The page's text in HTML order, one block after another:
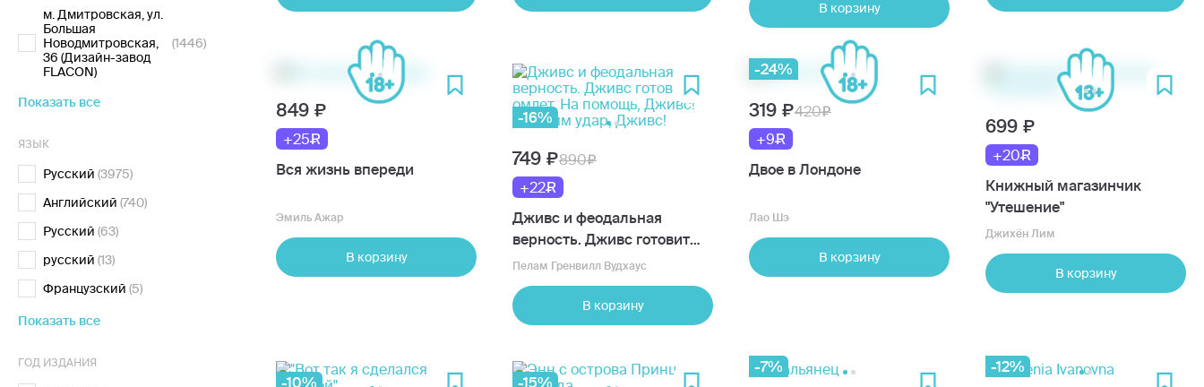
м. Дмитровская, ул.
Большая
Новодмитровская,
36 (Дизайн-завод
FLACON)
(1446)
Показать все
ЯЗЫК
Русский (3975)
Английский (740)
Русский (63)
русский (13)
Французский (5)
Показать все
ГОД ИЗДАНИЯ
В корзину
849
+25
Вся жизнь впереди
Эмиль Ажар
В корзину
-16%
749
890
+22
Дживс и феодальная
верность. Дживс готовит
омлет. На помощь, Дживс!
Держим удар, Дживс!
Пелам Гренвилл Вудхаус
В корзину
-24%
319
420
+9
Двое в Лондоне
Лао Шэ
В корзину
699
+20
Книжный магазинчик
"Утешение"
Джихён Лим
В корзину
-10% -15%
-7% -12%